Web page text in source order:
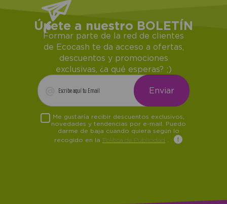
Únete a nuestro BOLETÍN
Formar parte de la red de clientes
de Ecocash te da acceso a ofertas,
descuentos y promociones
exclusivas, ¿a qué esperas? ;)
Me gustaría recibir descuentos exclusivos,
novedades y tendencias por e-mail. Puedo
darme de baja cuando quiera según lo
recogido en la Política de Publicidad